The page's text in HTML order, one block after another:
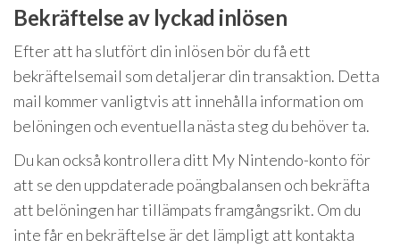
Bekräftelse av lyckad inlösen
Efter att ha slutfört din inlösen bör du få ett
bekräftelsemail som detaljerar din transaktion. Detta
mail kommer vanligtvis att innehålla information om
belöningen och eventuella nästa steg du behöver ta.
Du kan också kontrollera ditt My Nintendo-konto för
att se den uppdaterade poängbalansen och bekräfta
att belöningen har tillämpats framgångsrikt. Om du
inte får en bekräftelse är det lämpligt att kontakta